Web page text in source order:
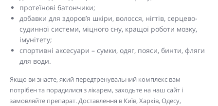
протеїнові батончики;
добавки для здоров’я шкіри, волосся, нігтів, серцево-
судинної системи, міцного сну, кращої роботи мозку,
імунітету;
спортивні аксесуари – сумки, одяг, пояси, бинти, фляги
для води.
Якщо ви знаєте, який передтренувальний комплекс вам
потрібен та порадилися з лікарем, заходьте на наш сайт і
замовляйте препарат. Доставлення в Київ, Харків, Одесу,